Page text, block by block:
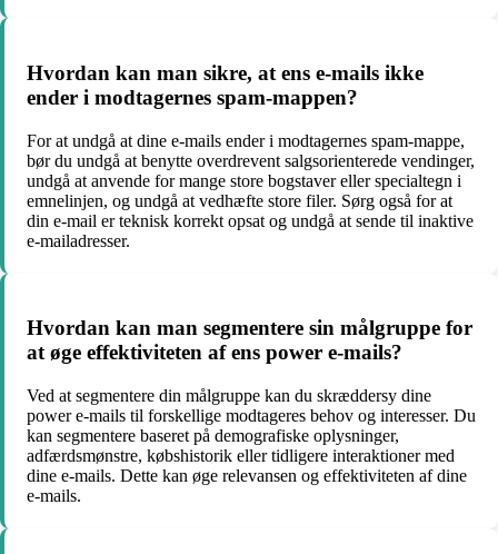
Hvordan kan man sikre, at ens e-mails ikke
ender i modtagernes spam-mappen?
For at undgå at dine e-mails ender i modtagernes spam-mappe,
bør du undgå at benytte overdrevent salgsorienterede vendinger,
undgå at anvende for mange store bogstaver eller specialtegn i
emnelinjen, og undgå at vedhæfte store filer. Sørg også for at
din e-mail er teknisk korrekt opsat og undgå at sende til inaktive
e-mailadresser.
Hvordan kan man segmentere sin målgruppe for
at øge effektiviteten af ens power e-mails?
Ved at segmentere din målgruppe kan du skræddersy dine
power e-mails til forskellige modtageres behov og interesser. Du
kan segmentere baseret på demografiske oplysninger,
adfærdsmønstre, købshistorik eller tidligere interaktioner med
dine e-mails. Dette kan øge relevansen og effektiviteten af dine
e-mails.